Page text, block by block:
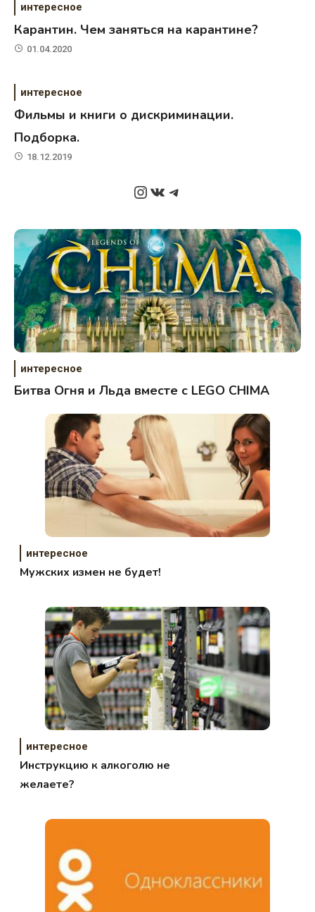
интересное
Карантин. Чем заняться на карантине?
01.04.2020
интересное
Фильмы и книги о дискриминации.
Подборка.
18.12.2019
Instagram
ВКонтакте
Telegram
интересное
Битва Огня и Льда вместе с LEGO CHIMA
интересное
Мужских измен не будет!
интересное
Инструкцию к алкоголю не
желаете?